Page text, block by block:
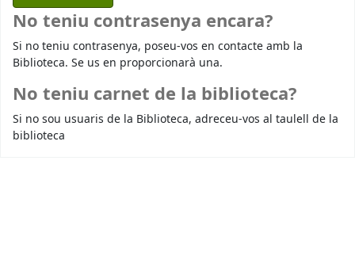
No teniu contrasenya encara?
Si no teniu contrasenya, poseu-vos en contacte amb la
Biblioteca. Se us en proporcionarà una.
No teniu carnet de la biblioteca?
Si no sou usuaris de la Biblioteca, adreceu-vos al taulell de la
biblioteca